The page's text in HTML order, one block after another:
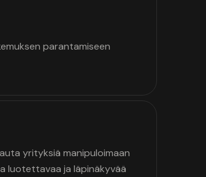
parantamiseen
yrityksiä manipuloimaan
luotettavaa ja läpinäkyvää